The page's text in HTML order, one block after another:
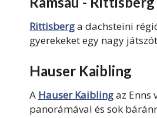
Rittisberga dachsteini
gyerekeket egy nagy
Hauser Kaibling
A Hauser Kaiblingaz Enns
panorámával és sok